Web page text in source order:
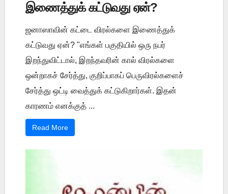
இணைத்துக் கட்டுவது ஏன்?
ஜனாஸாவின் கட்டை விரல்களை இணைத்துக்
கட்டுவது ஏன்? "எங்கள் பகுதியில் ஒரு நபர்
இறந்துவிட்டால், இறந்தவரின் கால் விரல்களை
ஒன்றாகச் சேர்த்து, குறிப்பாகப் பெருவிரல்களைச்
சேர்த்து ஒட்டி வைத்துக் கட்டுகிறார்கள். இதன்
காரணம் எனக்குத் ...
Read More